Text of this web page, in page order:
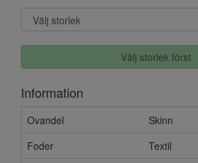
Välj storlek först
Information
Ovandel
Skinn
Foder
Textil